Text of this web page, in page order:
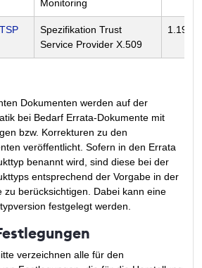
Monitoring
Spezifikation Trust
Service Provider X.509
1.19.0
Dokumenten werden auf der
bei Bedarf Errata-Dokumente mit
bzw. Korrekturen zu den
veröffentlicht. Sofern in den Errata
benannt wird, sind diese bei der
entsprechend der Vorgabe in der
zu berücksichtigen. Dabei kann eine
festgelegt werden.
verzeichnen alle für den